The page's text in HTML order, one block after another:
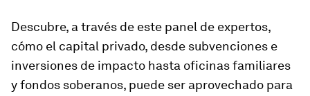
Descubre, a través de este panel de expertos,
cómo el capital privado, desde subvenciones e
inversiones de impacto hasta oficinas familiares
y fondos soberanos, puede ser aprovechado para